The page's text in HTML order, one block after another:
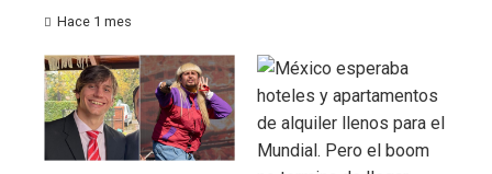
Hace 1 mes